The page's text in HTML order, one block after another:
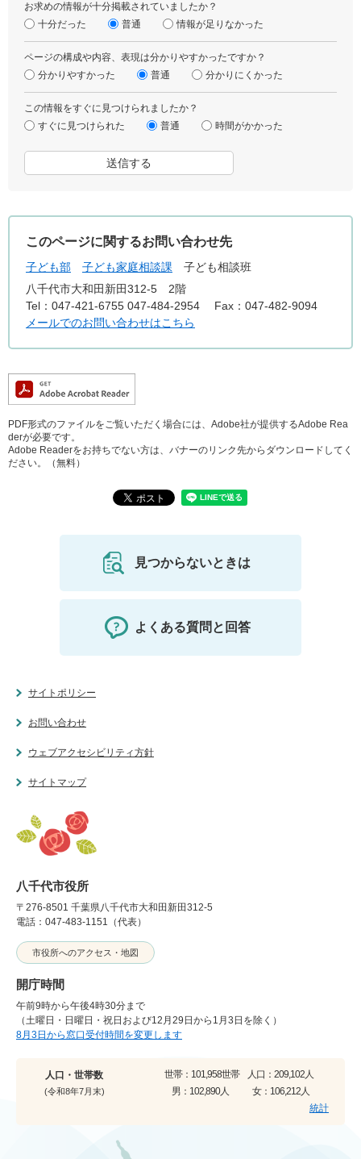
お求めの情報が十分掲載されていましたか？
十分だった
普通 情報が足りなかった
ページの構成や内容、表現は分かりやすかったですか？
分かりやすかった
普通 分かりにくかった
この情報をすぐに見つけられましたか？
すぐに見つけられた
普通 時間がかかった
このページに関するお問い合わせ先
子ども部 子ども家庭相談課
子ども相談班
八千代市大和田新田312-5 2階
Tel：047-421-6755 047-484-2954
Fax：047-482-9094
メールでのお問い合わせはこちら
PDF形式のファイルをご覧いただく場合には、Adobe社が提供するAdobe Rea
derが必要です。
Adobe Readerをお持ちでない方は、バナーのリンク先からダウンロードしてく
ださい。（無料）
見つからないときは
よくある質問と回答
サイトポリシー
お問い合わせ
ウェブアクセシビリティ方針
サイトマップ
八千代市役所
〒276-8501 千葉県八千代市大和田新田312-5
電話：047-483-1151（代表）
市役所へのアクセス・地図
開庁時間
午前9時から午後4時30分まで
（土曜日・日曜日・祝日および12月29日から1月3日を除く）
8月3日から窓口受付時間を変更します
人口・世帯数
(令和8年7月末)
世帯： 101,958世帯 人口： 209,102人
男： 102,890人 女： 106,212人
統計